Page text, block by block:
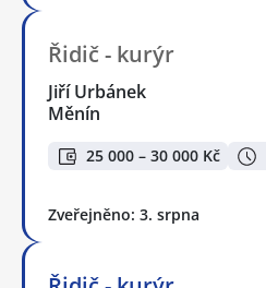
Řidič - kurýr
Jiří Urbánek
Měnín
25 000 – 30 000 Kč
Zveřejněno: 3. srpna